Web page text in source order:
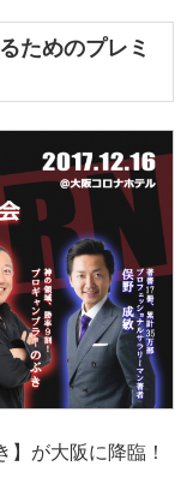
ためのプレミ
が大阪に降臨！